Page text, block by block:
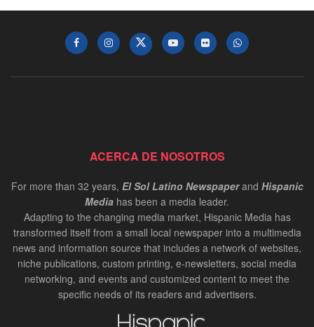
ACERCA DE NOSOTROS
For more than 32 years, El Sol Latino Newspaperand Hispanic
Media has been a media leader.
Adapting to the changing media market, Hispanic Media has
transformed itself from a small local newspaper into a multimedia
news and information source that includes a network of websites,
niche publications, custom printing, e-newsletters, social media
networking, and events and customized content to meet the
specific needs of its readers and advertisers.